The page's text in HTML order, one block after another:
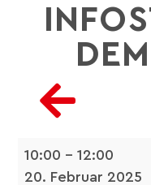
10:00 –12:00
20. Februar 2025